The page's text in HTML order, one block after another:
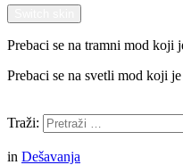
Prebaci se na tramni mod koji
Prebaci se na svetli mod koji
Traži:
in Dešavanja